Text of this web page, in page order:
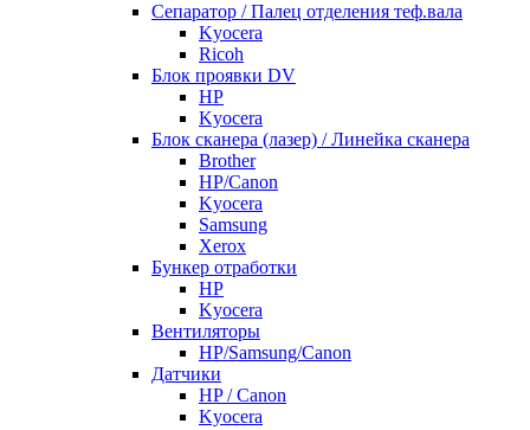
Cепаратор / Палец отделения теф.вала
Kyocera
Ricoh
Блок проявки DV
HP
Kyocera
Блок сканера (лазер) / Линейка сканера
Brother
HP/Canon
Kyocera
Samsung
Xerox
Бункер отработки
HP
Kyocera
Вентиляторы
HP/Samsung/Canon
Датчики
HP / Canon
Kyocera